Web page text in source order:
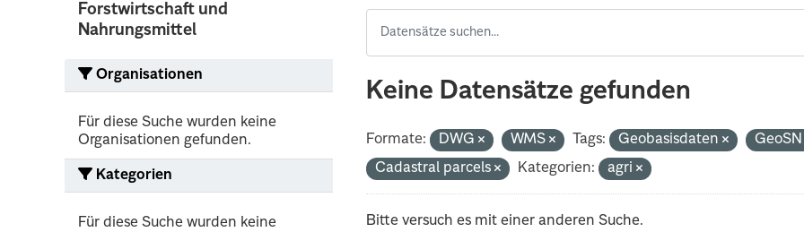
Forstwirtschaft und
Nahrungsmittel
Organisationen
Für diese Suche wurden keine
Organisationen gefunden.
Kategorien
Für diese Suche wurden keine
Keine Datensätze gefunden
Formate: DWG WMS Tags: Geobasisdaten
Cadastral parcels
Kategorien: agri
Bitte versuch es mit einer anderen Suche.